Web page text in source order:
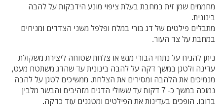
מחממים שמן זית במחבת בעלת ציפוי מונע הידבקות על להבה
בינונית.
מתבלים פילטים של דג בורי במלח ופלפל משני הצדדים ומניחים
במחבת על צד העור.
ניתן להניח על נתחי הבורי מגש או צלחת שטוחה ליצירת משקולת
עדינה ולטגן במשך דקה על להבה בינונית עד שהדג משתטח מעט,
מנמיכים את הלהבה ומסירים את הצלחת. ממשיכים לטגן על להבה
נמוכה במשך כ- 7 דקות עד ששולי הדגים מזהיבים והבשר מלבין
ברובו. הופכים בעדינות את הפילטים ומטגנים עוד כדקה.